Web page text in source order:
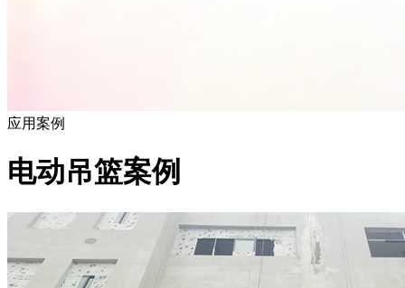
应用案例
电动吊篮案例